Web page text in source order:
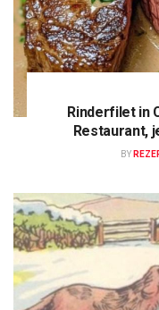
Rinderfilet in
Restaurant,
BY